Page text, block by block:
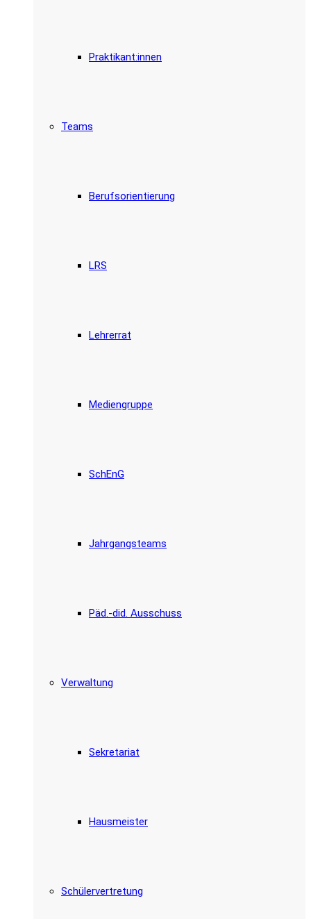
Praktikant:innen
Teams
Berufsorientierung
LRS
Lehrerrat
Mediengruppe
SchEnG
Jahrgangsteams
Päd.-did. Ausschuss
Verwaltung
Sekretariat
Hausmeister
Schülervertretung